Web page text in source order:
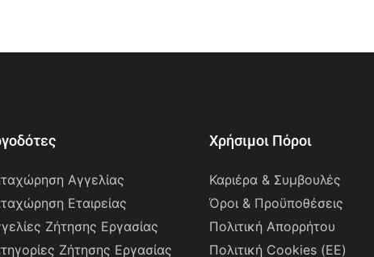
Αγγελίας
Εταιρείας
Ζήτησης Εργασίας
Ζήτησης Εργασίας
Χρήσιμοι Πόροι
Καριέρα & Συμβουλές
Όροι & Προϋποθέσεις
Πολιτική Απορρήτου
Πολιτική Cookies (ΕΕ)